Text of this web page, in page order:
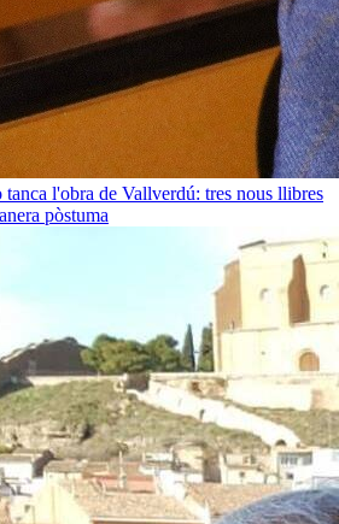
l'obra de Vallverdú: tres nous llibres
pòstuma